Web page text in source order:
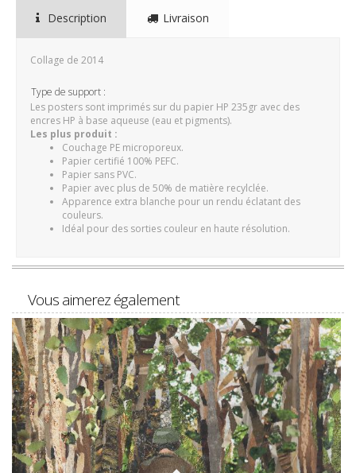
Description Livraison
Collage de 2014
Type de support :
Les posters sont imprimés sur du papier HP 235gr avec des
encres HP à base aqueuse (eau et pigments).
Les plus produit :
Couchage PE microporeux.
Papier certifié 100% PEFC.
Papier sans PVC.
Papier avec plus de 50% de matière recylclée.
Apparence extra blanche pour un rendu éclatant des
couleurs.
Idéal pour des sorties couleur en haute résolution.
Vous aimerez également